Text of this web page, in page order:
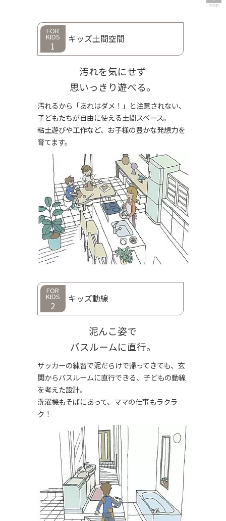
FOR
KIDS
1
キッズ土間空間
汚れを気にせず
思いっきり遊べる。
汚れるから「あれはダメ！」と注意されない、
子どもたちが自由に使える土間スペース。
粘土遊びや工作など、お子様の豊かな発想力を
育てます。
FOR
KIDS
2
キッズ動線
泥んこ姿で
バスルームに直行。
サッカーの練習で泥だらけで帰ってきても、玄
関からバスルームに直行できる、子どもの動線
を考えた設計。
洗濯機もそばにあって、ママの仕事もラクラ
ク！